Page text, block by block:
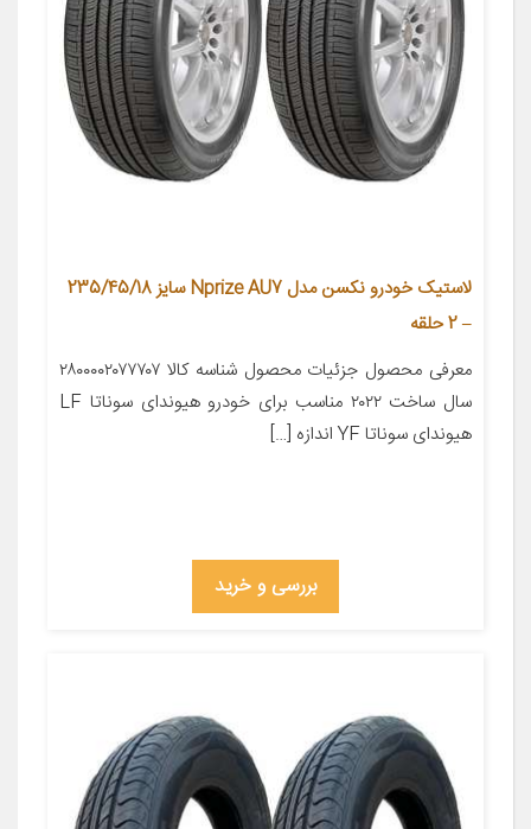
لاستیک خودرو نکسن مدل Nprize AU7 سایز 235/45/18
– 2 حلقه
معرفی محصول جزئیات محصول شناسه کالا ۲۸۰۰۰۰۲۰۷۷۷۰۷
سال ساخت ۲۰۲۲ مناسب برای خودرو هیوندای سوناتا LF
هیوندای سوناتا YF اندازه […]
بررسی و خرید